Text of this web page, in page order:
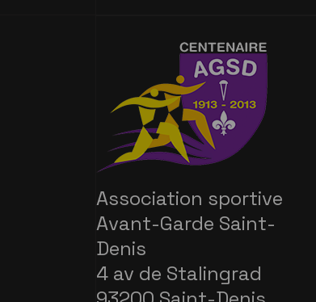
Association sportive
Avant-Garde Saint-
Denis
4 av de Stalingrad